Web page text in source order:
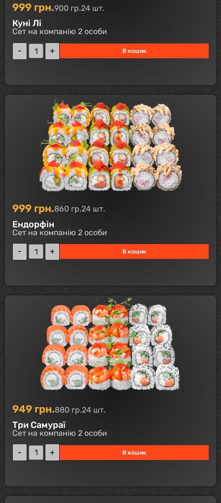
999 грн.900 гр.24 шт.
Куні Лі
Сет на компанію 2 особи
В кошик
999 грн.860 гр.24 шт.
Ендорфін
Сет на компанію 2 особи
В кошик
949 грн.880 гр.24 шт.
Три Самураї
Сет на компанію 2 особи
В кошик